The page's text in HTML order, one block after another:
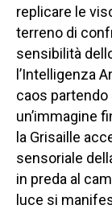
replicare le
terreno di
sensibilità
l’Intelligenza
caos partendo
un’immagine
la Grisaille
sensoriale
in preda al
luce si